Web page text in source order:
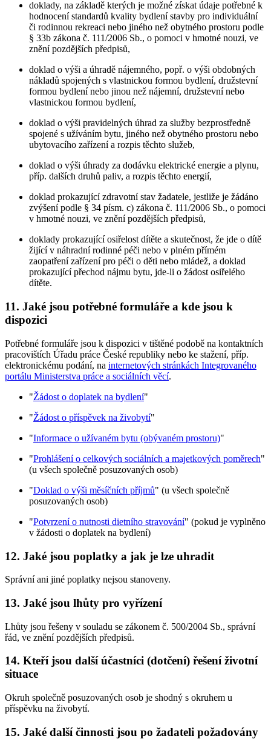
doklady, na základě kterých je možné získat údaje potřebné k
hodnocení standardů kvality bydlení stavby pro individuální
či rodinnou rekreaci nebo jiného než obytného prostoru podle
§ 33b zákona č. 111/2006 Sb., o pomoci v hmotné nouzi, ve
znění pozdějších předpisů,
doklad o výši a úhradě nájemného, popř. o výši obdobných
nákladů spojených s vlastnickou formou bydlení, družstevní
formou bydlení nebo jinou než nájemní, družstevní nebo
vlastnickou formou bydlení,
doklad o výši pravidelných úhrad za služby bezprostředně
spojené s užíváním bytu, jiného než obytného prostoru nebo
ubytovacího zařízení a rozpis těchto služeb,
doklad o výši úhrady za dodávku elektrické energie a plynu,
příp. dalších druhů paliv, a rozpis těchto energií,
doklad prokazující zdravotní stav žadatele, jestliže je žádáno
zvýšení podle § 34 písm. c) zákona č. 111/2006 Sb., o pomoci
v hmotné nouzi, ve znění pozdějších předpisů,
doklady prokazující osiřelost dítěte a skutečnost, že jde o dítě
žijící v náhradní rodinné péči nebo v plném přímém
zaopatření zařízení pro péči o děti nebo mládež, a doklad
prokazující přechod nájmu bytu, jde-li o žádost osiřelého
dítěte.
11. Jaké jsou potřebné formuláře a kde jsou k
dispozici
Potřebné formuláře jsou k dispozici v tištěné podobě na kontaktních
pracovištích Úřadu práce České republiky nebo ke stažení, příp.
elektronickému podání, na internetových stránkách Integrovaného
portálu Ministerstva práce a sociálních věcí.
"Žádost o doplatek na bydlení"
"Žádost o příspěvek na živobytí"
"Informace o užívaném bytu (obývaném prostoru)"
"Prohlášení o celkových sociálních a majetkových poměrech"
(u všech společně posuzovaných osob)
"Doklad o výši měsíčních příjmů" (u všech společně
posuzovaných osob)
"Potvrzení o nutnosti dietního stravování" (pokud je vyplněno
v žádosti o doplatek na bydlení)
12. Jaké jsou poplatky a jak je lze uhradit
Správní ani jiné poplatky nejsou stanoveny.
13. Jaké jsou lhůty pro vyřízení
Lhůty jsou řešeny v souladu se zákonem č. 500/2004 Sb., správní
řád, ve znění pozdějších předpisů.
14. Kteří jsou další účastníci (dotčení) řešení životní
situace
Okruh společně posuzovaných osob je shodný s okruhem u
příspěvku na živobytí.
15. Jaké další činnosti jsou po žadateli požadovány